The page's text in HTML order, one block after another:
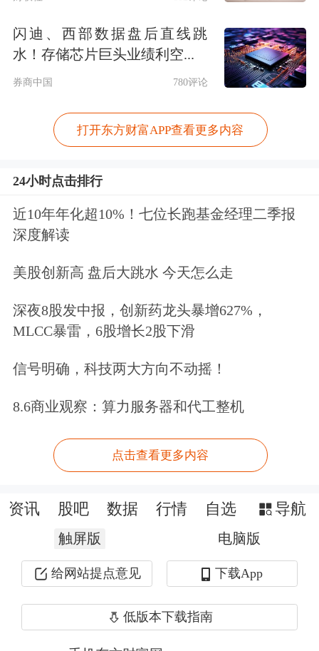
朗姿股份6月4日晚间公告，收到股东申
炳云发来的《关于拟减持朗姿股份股票
易或大宗交易等方式减持其持有的公司
本的4.49%。申炳云系公司控股股东、
实际控制人申东日及一致行动人申今花
之父。截至目前，申炳云持有朗姿股份
1987.69万股，持股比例为4.49%。
哈三联同样受到减持利空影响跌停。哈
三联6月6日晚间公告，股东赵庆福拟于
2021年6月29日至2021年12月28日期
间，减持公司股份不超过31.25万股，
减持比例不超过公司总股本的0.10%。
芯片板块再演涨停潮
从近期市场分歧中走出来的芯片概念，
闪迪、西部数据盘后直线跳
水！存储芯片巨头业绩利空...
券商中国 780评论
打开东方财富APP查看更多内容
24小时点击排行
近10年年化超10%！七位长跑基金经理二季报
深度解读
美股创新高 盘后大跳水 今天怎么走
深夜8股发中报，创新药龙头暴增627%，
MLCC暴雷，6股增长2股下滑
信号明确，科技两大方向不动摇！
8.6商业观察：算力服务器和代工整机
点击查看更多内容
资讯 股吧 数据 行情 自选 导航
触屏版 电脑版
给网站提点意见 下载App
低版本下载指南